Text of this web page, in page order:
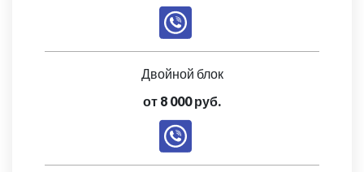
Двойной блок
от 8 000 руб.